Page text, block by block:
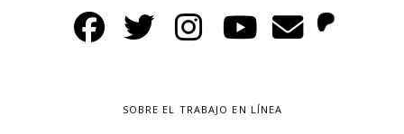
SOBRE EL TRABAJO EN LÍNEA